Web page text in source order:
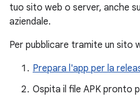
tuo sito web o server, anche
aziendale.
Per pubblicare tramite un sito
Prepara l'app per la
Ospita il file APK pronto